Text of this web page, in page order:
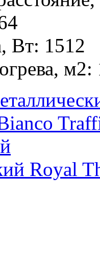
Вт: 1512
м2:
Royal